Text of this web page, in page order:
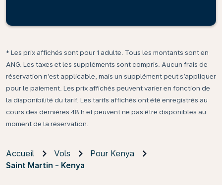
* Les prix affichés sont pour 1 adulte. Tous les montants sont en
ANG. Les taxes et les suppléments sont compris. Aucun frais de
réservation n’est applicable, mais un supplément peut s’appliquer
pour le paiement. Les prix affichés peuvent varier en fonction de
la disponibilité du tarif. Les tarifs affichés ont été enregistrés au
cours des dernières 48 h et peuvent ne pas être disponibles au
moment de la réservation.
Accueil Vols
Pour Kenya
Saint Martin - Kenya